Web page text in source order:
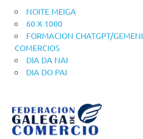
NOITE MEIGA
60 X 1000
FORMACION CHATGPT/
COMERCIOS
DIA DA NAI
DIA DO PAI